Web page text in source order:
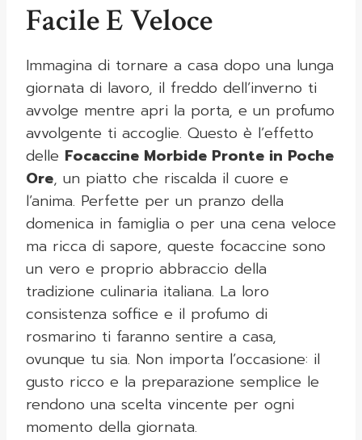
Facile E Veloce
Immagina di tornare a casa dopo una lunga
giornata di lavoro, il freddo dell’inverno ti
avvolge mentre apri la porta, e un profumo
avvolgente ti accoglie. Questo è l’effetto
delle Focaccine Morbide Pronte in Poche
Ore, un piatto che riscalda il cuore e
l’anima. Perfette per un pranzo della
domenica in famiglia o per una cena veloce
ma ricca di sapore, queste focaccine sono
un vero e proprio abbraccio della
tradizione culinaria italiana. La loro
consistenza soffice e il profumo di
rosmarino ti faranno sentire a casa,
ovunque tu sia. Non importa l’occasione: il
gusto ricco e la preparazione semplice le
rendono una scelta vincente per ogni
momento della giornata.